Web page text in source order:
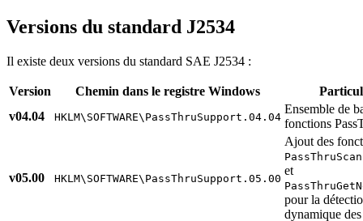
Versions du standard J2534
Il existe deux versions du standard SAE J2534 :
Version Chemin dans le registre Windows
v04.04
HKLM\SOFTWARE\PassThruSupport.04.04
Ensemble de
fonctions
v05.00 HKLM\SOFTWARE\PassThruSupport.05.00
Ajout des
et
pour la
dynamique